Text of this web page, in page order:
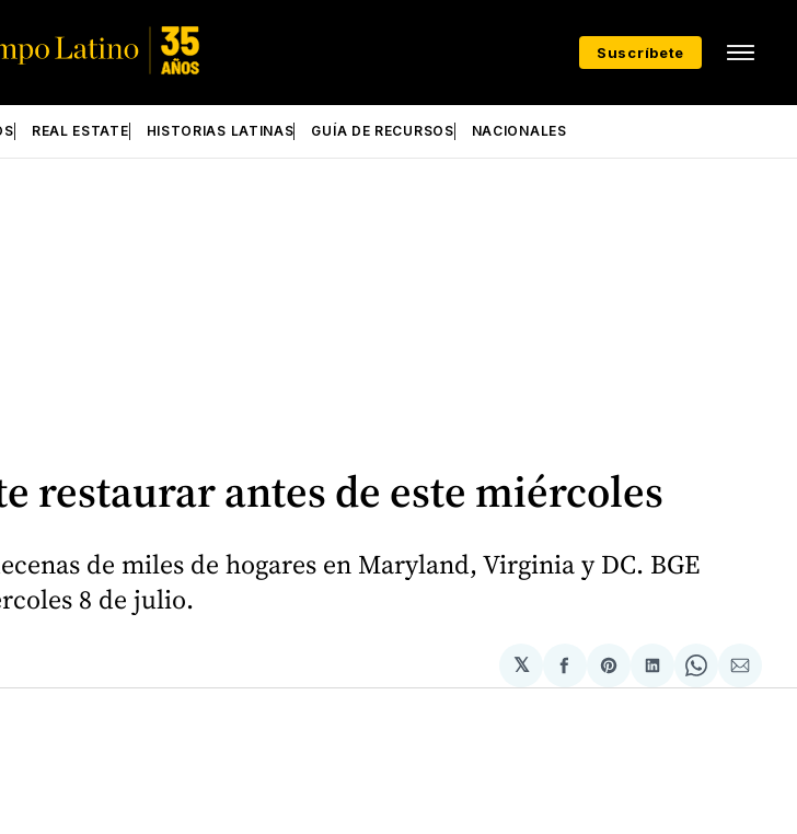
Suscríbete
REAL ESTATE HISTORIAS LATINAS GUÍA DE RECURSOS NACIONALES
restaurar antes de este miércoles
de miles de hogares en Maryland, Virginia y DC. BGE
8 de julio.
𝕏
Compartir
en
Share
on
Compartir
en
Share
on
via